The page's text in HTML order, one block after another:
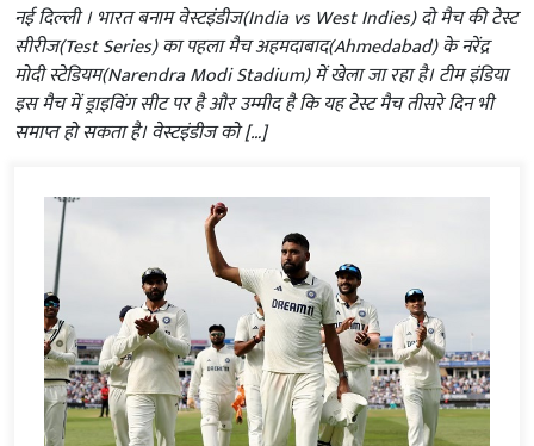
नई दिल्‍ली । भारत बनाम वेस्टइंडीज(India vs West Indies) दो मैच की टेस्ट
सीरीज(Test Series) का पहला मैच अहमदाबाद(Ahmedabad) के नरेंद्र
मोदी स्टेडियम(Narendra Modi Stadium) में खेला जा रहा है। टीम इंडिया
इस मैच में ड्राइविंग सीट पर है और उम्मीद है कि यह टेस्ट मैच तीसरे दिन भी
समाप्त हो सकता है। वेस्टइंडीज को […]